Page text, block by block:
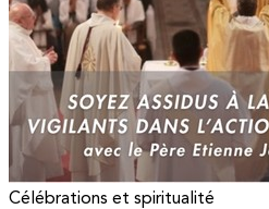
Célébrations et spiritualité